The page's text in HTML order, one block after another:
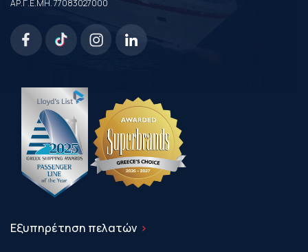
ΑΡ.Γ.Ε.ΜΗ. 77083027000
Εξυπηρέτηση πελατών